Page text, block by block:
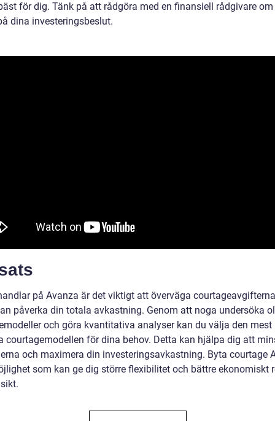
för dig. Tänk på att rådgöra med en finansiell rådgivare
dina investeringsbeslut.
på Avanza är det viktigt att överväga
påverka din totala avkastning. Genom att noga undersöka
och göra kvantitativa analyser kan du välja den mest
courtagemodellen för dina behov. Detta kan hjälpa dig att
och maximera din investeringsavkastning. Byta courtage
som kan ge dig större flexibilitet och bättre ekonomiskt